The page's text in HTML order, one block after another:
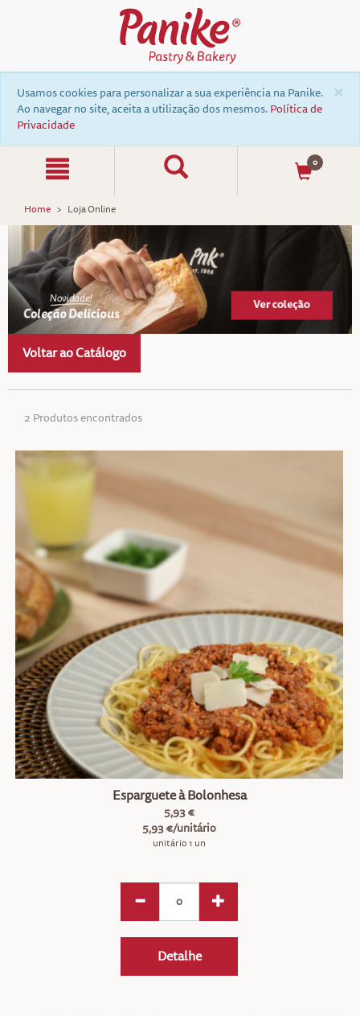
×
Usamos cookies para personalizar a sua experiência na Panike.
Ao navegar no site, aceita a utilização dos mesmos. Política de
Privacidade
0
Home Loja Online
Voltar ao Catálogo
2 Produtos encontrados
Esparguete à Bolonhesa
5,93 €
5,93 €/unitário
unitário 1 un
Detalhe